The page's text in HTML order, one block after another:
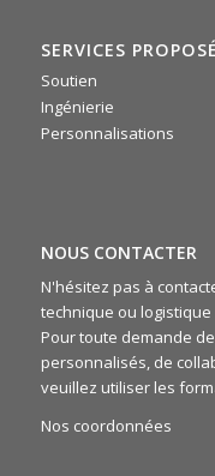
per condividere idee,
rafforzando lo spirito di
SERVICES
Soutien
Ingénierie
Personnalisations
NOUS CONTACTER
N'hésitez pas à
technique ou
Pour toute demande
personnalisés, de
veuillez utiliser les
Nos coordonnées